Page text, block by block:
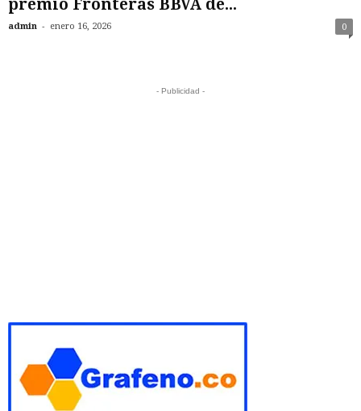
premio Fronteras BBVA de...
admin - enero 16, 2026 0
- Publicidad -